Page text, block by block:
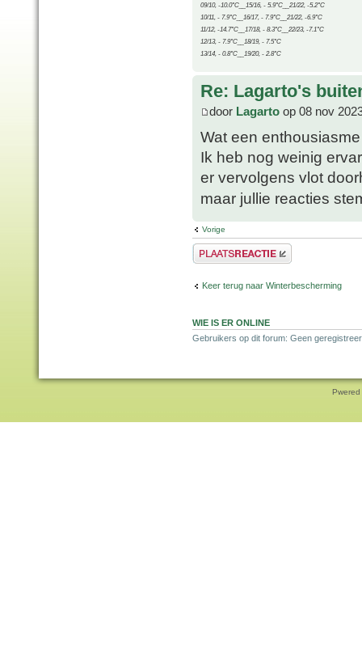
09/10, -10.0°C__15/16, - 5.9°C__21/22, -5.2°C
10/11, - 7.9°C__16/17, - 7.9°C__21/22, -6.9°C
11/12, -14.7°C__17/18, - 8.3°C__22/23, -7.1°C
12/13, - 7.9°C__18/19, - 7.5°C
13/14, - 0.8°C__19/20, - 2.8°C
Re: Lagarto's
door Lagarto op 08 nov
Wat een
Ik heb nog weinig
er vervolgens vlot
maar jullie reacties
Vorige
Plaats een reactie
Keer terug naar Winterbescherming
WIE IS ER ONLINE
Gebruikers op dit forum: Geen